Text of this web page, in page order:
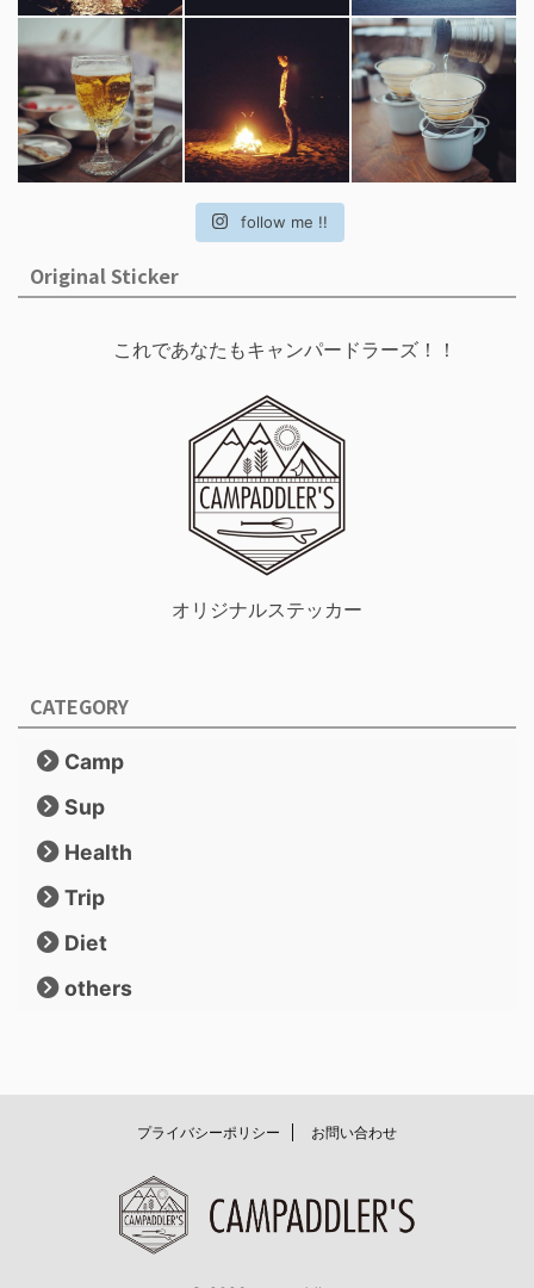
follow me !!
Original Sticker
これであなたもキャンパードラーズ！！
オリジナルステッカー
CATEGORY
Camp
Sup
Health
Trip
Diet
others
プライバシーポリシー お問い合わせ